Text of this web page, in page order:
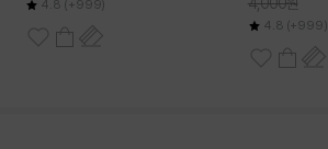
4.8 (+999)
4.8 (+999)